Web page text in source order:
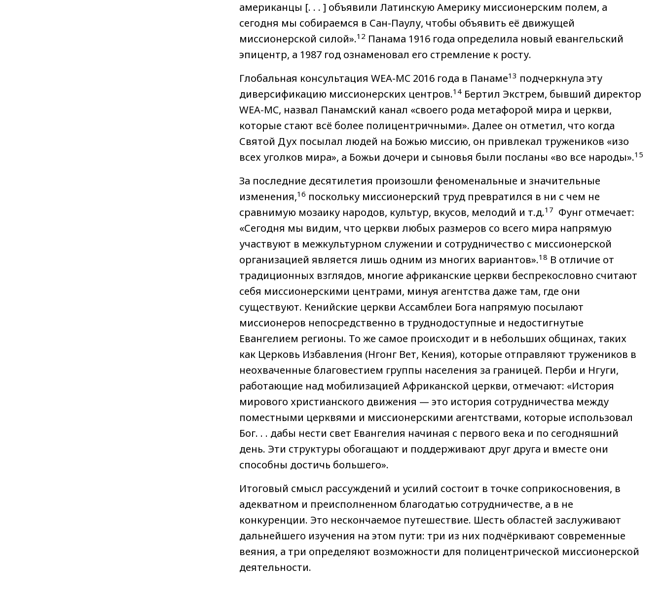
американцы [. . . ] объявили Латинскую Америку миссионерским полем, а
сегодня мы собираемся в Сан-Паулу, чтобы объявить её движущей
миссионерской силой».12 Панама 1916 года определила новый евангельский
эпицентр, а 1987 год ознаменовал его стремление к росту.
Глобальная консультация WEA-MC 2016 года в Панаме13 подчеркнула эту
диверсификацию миссионерских центров.14Бертил Экстрем, бывший директор
WEA-MC, назвал Панамский канал «своего рода метафорой мира и церкви,
которые стают всё более полицентричными». Далее он отметил, что когда
Святой Дух посылал людей на Божью миссию, он привлекал тружеников «изо
всех уголков мира», а Божьи дочери и сыновья были посланы «во все народы».15
За последние десятилетия произошли феноменальные и значительные
изменения,16 поскольку миссионерский труд превратился в ни с чем не
сравнимую мозаику народов, культур, вкусов, мелодий и т.д.17 Фунг отмечает:
«Сегодня мы видим, что церкви любых размеров со всего мира напрямую
участвуют в межкультурном служении и сотрудничество с миссионерской
организацией является лишь одним из многих вариантов».18 В отличие от
традиционных взглядов, многие африканские церкви беспрекословно считают
себя миссионерскими центрами, минуя агентства даже там, где они
существуют. Кенийские церкви Ассамблеи Бога напрямую посылают
миссионеров непосредственно в труднодоступные и недостигнутые
Евангелием регионы. То же самое происходит и в небольших общинах, таких
как Церковь Избавления (Нгонг Вет, Кения), которые отправляют тружеников в
неохваченные благовестием группы населения за границей. Перби и Нгуги,
работающие над мобилизацией Африканской церкви, отмечают: «История
мирового христианского движения — это история сотрудничества между
поместными церквями и миссионерскими агентствами, которые использовал
Бог. . . дабы нести свет Евангелия начиная с первого века и по сегодняшний
день. Эти структуры обогащают и поддерживают друг друга и вместе они
способны достичь большего».
Итоговый смысл рассуждений и усилий состоит в точке соприкосновения, в
адекватном и преисполненном благодатью сотрудничестве, а в не
конкуренции. Это нескончаемое путешествие. Шесть областей заслуживают
дальнейшего изучения на этом пути: три из них подчёркивают современные
веяния, а три определяют возможности для полицентрической миссионерской
деятельности.